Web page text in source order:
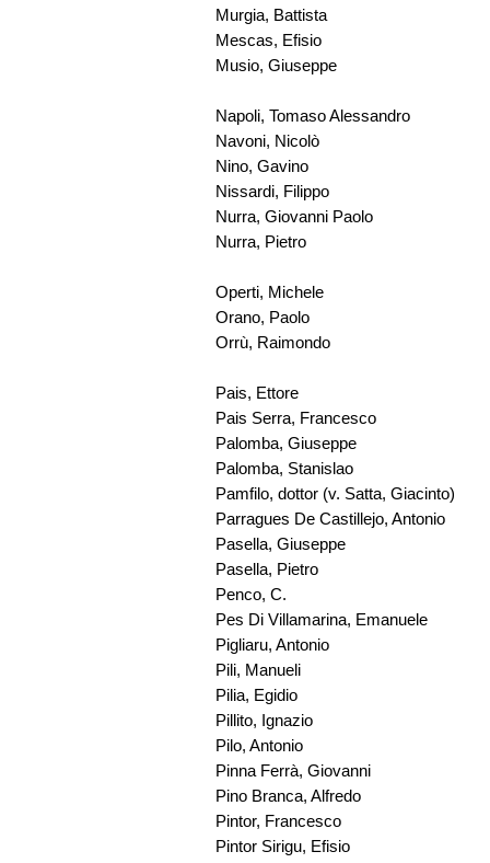
Murgia, Battista
Mescas, Efisio
Musio, Giuseppe
Napoli, Tomaso Alessandro
Navoni, Nicolò
Nino, Gavino
Nissardi, Filippo
Nurra, Giovanni Paolo
Nurra, Pietro
Operti, Michele
Orano, Paolo
Orrù, Raimondo
Pais, Ettore
Pais Serra, Francesco
Palomba, Giuseppe
Palomba, Stanislao
Pamfilo, dottor (v. Satta, Giacinto)
Parragues De Castillejo, Antonio
Pasella, Giuseppe
Pasella, Pietro
Penco, C.
Pes Di Villamarina, Emanuele
Pigliaru, Antonio
Pili, Manueli
Pilia, Egidio
Pillito, Ignazio
Pilo, Antonio
Pinna Ferrà, Giovanni
Pino Branca, Alfredo
Pintor, Francesco
Pintor Sirigu, Efisio